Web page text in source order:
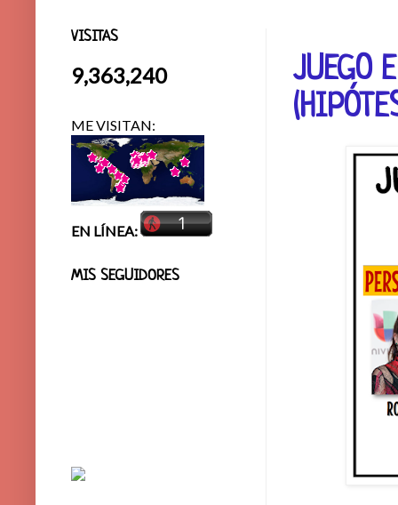
JUEGO
VISITAS
9,363,240
ME VISITAN:
EN LÍNEA:
MIS SEGUIDORES